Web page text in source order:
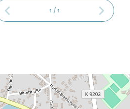
1 /1